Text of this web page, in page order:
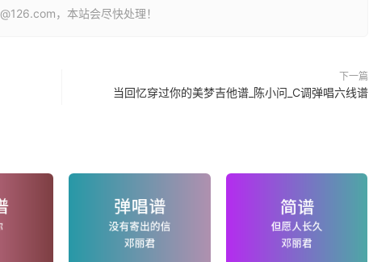
，本站会尽快处理！
下一篇
当回忆穿过你的美梦吉他谱_陈小问_C调弹唱六线谱